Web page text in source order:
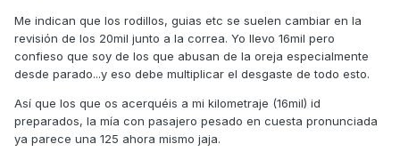
Me indican que los rodillos, guias etc se suelen cambiar en la
revisión de los 20mil junto a la correa. Yo llevo 16mil pero
confieso que soy de los que abusan de la oreja especialmente
desde parado...y eso debe multiplicar el desgaste de todo esto.
Así que los que os acerquéis a mi kilometraje (16mil) id
preparados, la mía con pasajero pesado en cuesta pronunciada
ya parece una 125 ahora mismo jaja.